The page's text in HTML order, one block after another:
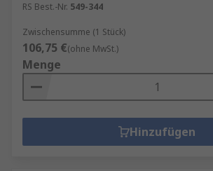
RS Best.-Nr. 549-344
Zwischensumme (1 Stück)
106,75 €(ohne MwSt.)
Menge
Hinzufügen